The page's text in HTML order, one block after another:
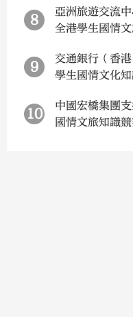
民族認同
8
亞洲旅遊交流
全港學生國情
植家國情懷
9
交通銀行（香
學生國情文化知識
主義教育
10
中國宏橋集團
國情文旅知識競賽 以綠